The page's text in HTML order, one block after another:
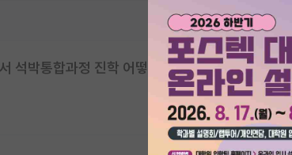
석박통합과정 진학 어떻게 생각하세요?